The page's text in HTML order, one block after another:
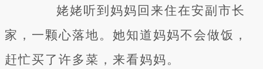
姥姥听到妈妈回来住在安副市长
家，一颗心落地。她知道妈妈不会做饭，
赶忙买了许多菜，来看妈妈。